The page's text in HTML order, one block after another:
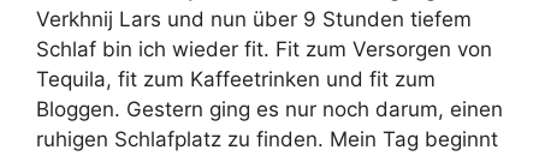
Verkhnij Lars und nun über 9 Stunden tiefem
Schlaf bin ich wieder fit. Fit zum Versorgen von
Tequila, fit zum Kaffeetrinken und fit zum
Bloggen. Gestern ging es nur noch darum, einen
ruhigen Schlafplatz zu finden. Mein Tag beginnt